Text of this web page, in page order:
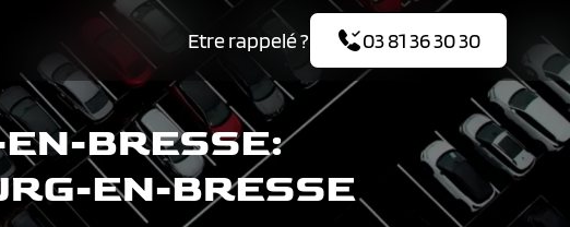
Etre rappelé ? 03 81 36 30 30
BRESSE:
EN-BRESSE